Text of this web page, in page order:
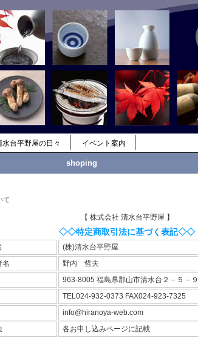
水台平野屋の日々 イベント案内
shoping
て
【 株式会社 清水台平野屋 】
◇◇特定商取引法に基づく表記◇◇
(株)清水台平野屋
野内 哲夫
963-8005 福島県郡山市清水台２－５－９
TEL024-932-0373 FAX024-923-7325
info@hiranoya-web.com
各お申し込みページに記載